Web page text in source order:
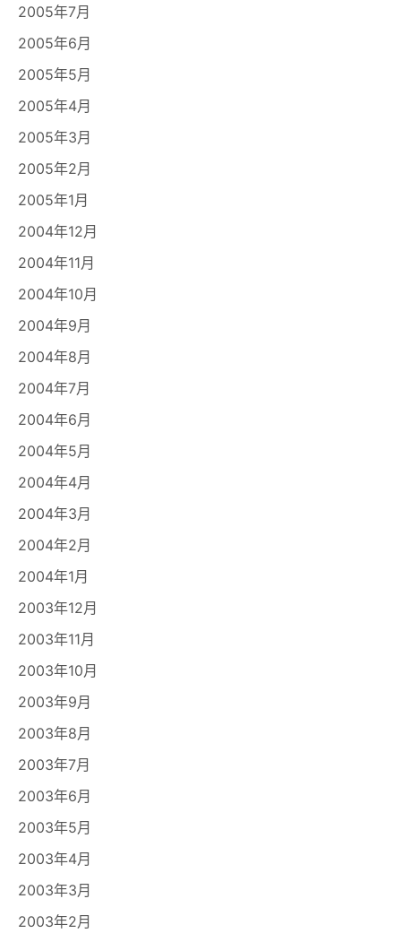
2005年7月
2005年6月
2005年5月
2005年4月
2005年3月
2005年2月
2005年1月
2004年12月
2004年11月
2004年10月
2004年9月
2004年8月
2004年7月
2004年6月
2004年5月
2004年4月
2004年3月
2004年2月
2004年1月
2003年12月
2003年11月
2003年10月
2003年9月
2003年8月
2003年7月
2003年6月
2003年5月
2003年4月
2003年3月
2003年2月